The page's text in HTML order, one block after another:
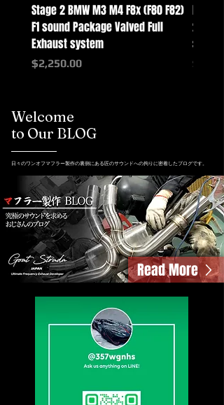
Stage 2 BMW M3 M4 F8x (F80 F82)
F1 sound Package Valved Full
Exhaust system
価格
$2,250.00
2025+
systems
価格
Welcome
to Our BLOG
日々のワンオフマフラー製作の裏側にある匠のサウンドへの拘りに密着したブログです。
Read More